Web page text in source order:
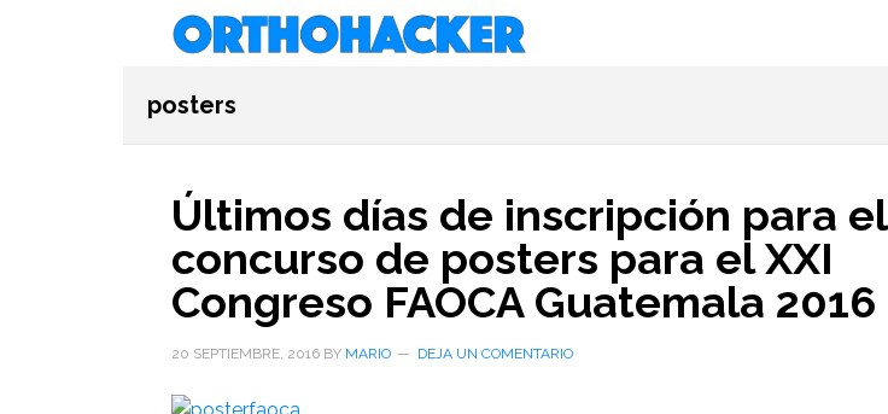
posters
Últimos días de inscripción para el
concurso de posters para el XXI
Congreso FAOCA Guatemala 2016
20 SEPTIEMBRE, 2016 BY MARIO DEJA UN COMENTARIO